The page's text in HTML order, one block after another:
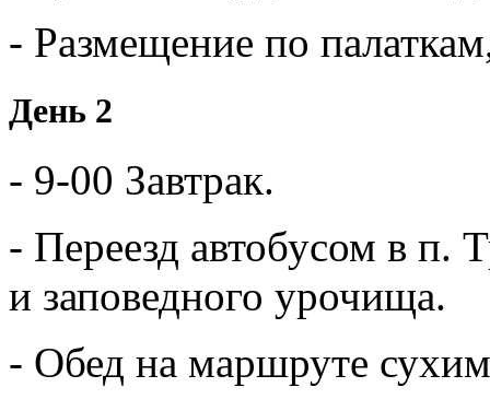
- Размещение по
День 2
- 9-00 Завтрак.
- Переезд автобусом в п.
и заповедного урочища.
- Обед на маршруте